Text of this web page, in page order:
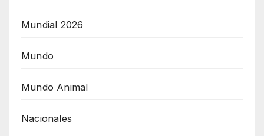
Mundial 2026
Mundo
Mundo Animal
Nacionales